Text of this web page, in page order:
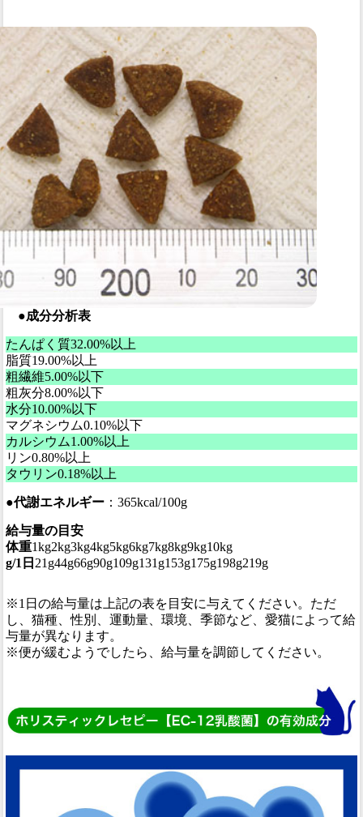
●成分分析表
たんぱく質32.00%以上
脂質19.00%以上
粗繊維5.00%以下
粗灰分8.00%以下
水分10.00%以下
マグネシウム0.10%以下
カルシウム1.00%以上
リン0.80%以上
タウリン0.18%以上
●代謝エネルギー ：365kcal/100g
給与量の目安
体重1kg2kg3kg4kg5kg6kg7kg8kg9kg10kg
g/1日 21g44g66g90g109g131g153g175g198g219g
※1日の給与量は上記の表を目安に与えてください。ただ
し、猫種、性別、運動量、環境、季節など、愛猫によって給
与量が異なります。
※便が緩むようでしたら、給与量を調節してください。